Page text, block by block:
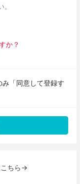
か？
「同意して登録す
こちら→